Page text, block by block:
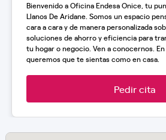
Bienvenido a Oficina Endesa Onice, tu
Llanos De Aridane. Somos un espacio
cara a cara y de manera personalizada
soluciones de ahorro y eficiencia para
tu hogar o negocio. Ven a conocernos.
queremos que te sientas como en casa.
Pedir cita